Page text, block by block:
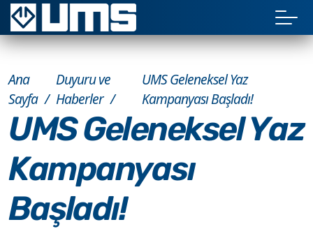
Ana
Sayfa
Duyuru ve
Haberler
UMS Geleneksel Yaz
Kampanyası Başladı!
UMS Geleneksel Yaz
Kampanyası
Başladı!